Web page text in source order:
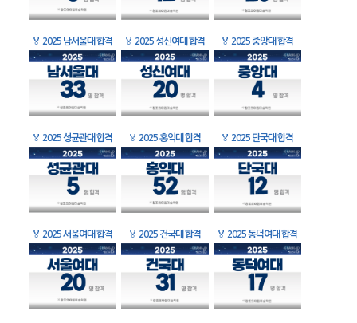
🏅 2025 남서울대 합격 🏅 2025 성신여대 합격 🏅 2025 중앙대 합격
🏅 2025 성균관대 합격 🏅 2025 홍익대 합격 🏅 2025 단국대 합격
🏅 2025 서울여대 합격 🏅 2025 건국대 합격 🏅 2025 동덕여대 합격